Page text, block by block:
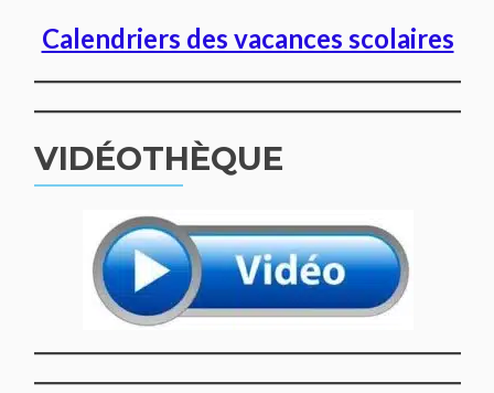
Calendriers des vacances scolaires
VIDÉOTHÈQUE